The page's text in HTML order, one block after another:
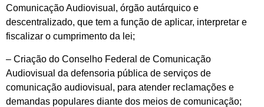
Comunicação Audiovisual, órgão autárquico e
descentralizado, que tem a função de aplicar, interpretar e
fiscalizar o cumprimento da lei;
– Criação do Conselho Federal de Comunicação
Audiovisual da defensoria pública de serviços de
comunicação audiovisual, para atender reclamações e
demandas populares diante dos meios de comunicação;